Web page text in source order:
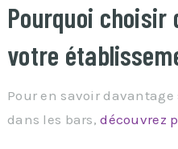
Pourquoi choisir
votre
Pour en savoir davantage
dans les bars,découvrez